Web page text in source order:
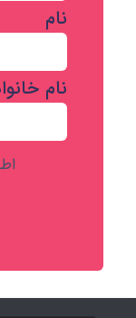
نام
نام